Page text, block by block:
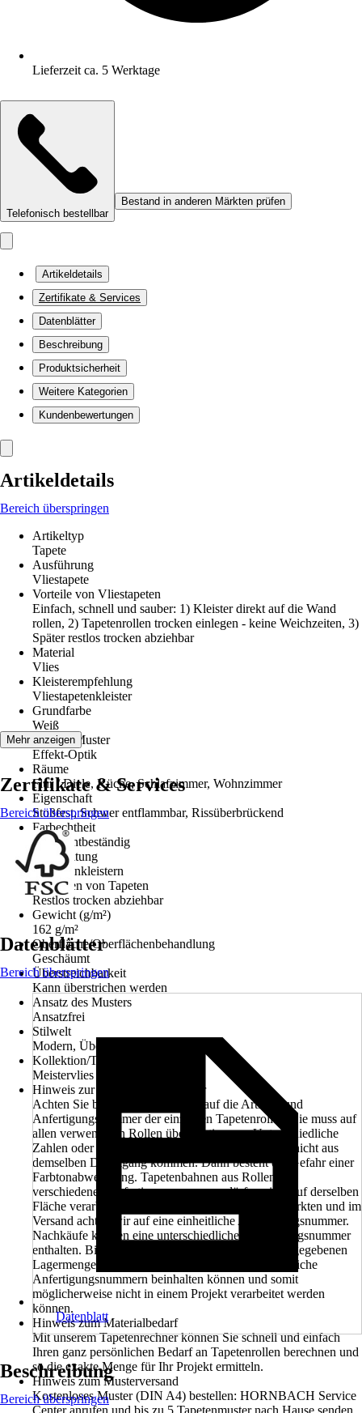
Lieferzeit ca. 5 Werktage
Telefonisch bestellbar
Bestand in anderen Märkten prüfen
Artikeldetails
Zertifikate & Services
Datenblätter
Beschreibung
Produktsicherheit
Weitere Kategorien
Kundenbewertungen
Artikeldetails
Bereich überspringen
Artikeltyp
Tapete
Ausführung
Vliestapete
Vorteile von Vliestapeten
Einfach, schnell und sauber: 1) Kleister direkt auf die Wand
rollen, 2) Tapetenrollen trocken einlegen - keine Weichzeiten, 3)
Später restlos trocken abziehbar
Material
Vlies
Kleisterempfehlung
Vliestapetenkleister
Grundfarbe
Weiß
Dekor / Muster
Effekt-Optik
Räume
Flur / Diele, Küche, Schlafzimmer, Wohnzimmer
Eigenschaft
Stoßfest, Schwer entflammbar, Rissüberbrückend
Farbechtheit
Gut Lichtbeständig
Verarbeitung
Wand einkleistern
Entfernen von Tapeten
Restlos trocken abziehbar
Gewicht (g/m²)
162 g/m²
Oberfläche/Oberflächenbehandlung
Geschäumt
Überstreichbarkeit
Kann überstrichen werden
Ansatz des Musters
Ansatzfrei
Stilwelt
Modern, Überstreichen
Kollektion/Tapetenbuch
Meistervlies PRO Protect
Hinweis zur Anfertigungsnummer
Achten Sie beim Kauf unbedingt auf die Artikel- und
Anfertigungsnummer der einzelnen Tapetenrollen. Sie muss auf
allen verwendeten Rollen übereinstimmen. Unterschiedliche
Zahlen oder Buchstaben bedeuten, dass die Rollen nicht aus
demselben Druckgang kommen. Dann besteht die Gefahr einer
Farbtonabweichung. Tapetenbahnen aus Rollen mit
verschiedenen Anfertigungsnummern dürfen nicht auf derselben
Fläche verarbeitet werden. Beim Verkauf in den Märkten und im
Versand achten wir auf eine einheitliche Anfertigungsnummer.
Nachkäufe können eine unterschiedliche Anfertigungsnummer
enthalten. Bitte beachten Sie außerdem, dass die angegebenen
Lagermengen in den Märkten ebenfalls unterschiedliche
Anfertigungsnummern beinhalten können und somit
möglicherweise nicht in einem Projekt verarbeitet werden
können.
Hinweis zum Materialbedarf
Mit unserem Tapetenrechner können Sie schnell und einfach
Ihren ganz persönlichen Bedarf an Tapetenrollen berechnen und
so die exakte Menge für Ihr Projekt ermitteln.
Hinweis zum Musterversand
Kostenloses Muster (DIN A4) bestellen: HORNBACH Service
Center anrufen und bis zu 5 Tapetenmuster nach Hause senden
Mehr anzeigen
Zertifikate & Services
Bereich überspringen
Datenblätter
Bereich überspringen
Datenblatt
Beschreibung
Bereich überspringen